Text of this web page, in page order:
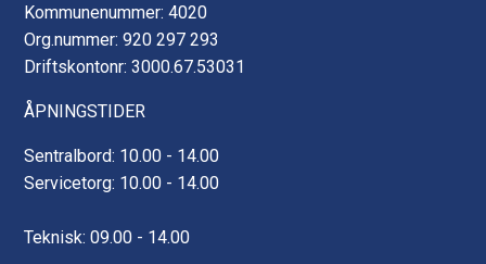
Kommunenummer: 4020
Org.nummer: 920 297 293
Driftskontonr: 3000.67.53031
ÅPNINGSTIDER
Sentralbord: 10.00 - 14.00
Servicetorg: 10.00 - 14.00
Teknisk: 09.00 - 14.00